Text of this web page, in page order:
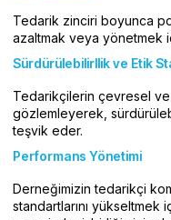
Tedarik zinciri boyunca
azaltmak veya yönetmek
Sürdürülebilirllik ve Etik
Tedarikçilerin çevresel ve
gözlemleyerek,
teşvik eder.
Performans Yönetimi
Derneğimizin tedarikçi
standartlarını yükseltmek